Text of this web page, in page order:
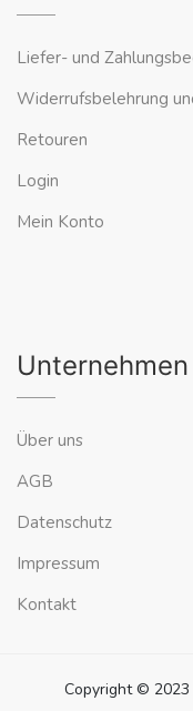
Liefer- und
Widerrufsbelehrung
Retouren
Login
Mein Konto
Unternehmen
Über uns
AGB
Datenschutz
Impressum
Kontakt
Copyright © 2023